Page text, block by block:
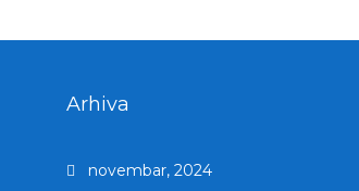
Arhiva
novembar, 2024